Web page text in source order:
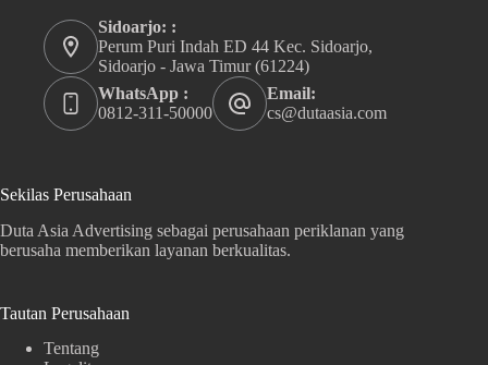
Sidoarjo: :
Perum Puri Indah ED 44 Kec. Sidoarjo,
Sidoarjo - Jawa Timur (61224)
WhatsApp :
0812-311-50000
Email:
cs@dutaasia.com
Sekilas Perusahaan
Duta Asia Advertising sebagai perusahaan periklanan yang
berusaha memberikan layanan berkualitas.
Tautan Perusahaan
Tentang